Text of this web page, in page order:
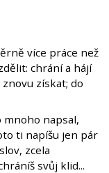
více práce než
chrání a hájí
získat; do
mnoho napsal,
ti napíšu jen pár
zcela
svůj klid...